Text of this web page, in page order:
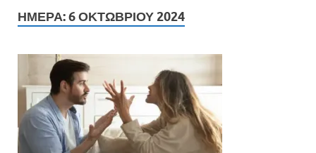
ΗΜΈΡΑ:6 ΟΚΤΩΒΡΊΟΥ 2024